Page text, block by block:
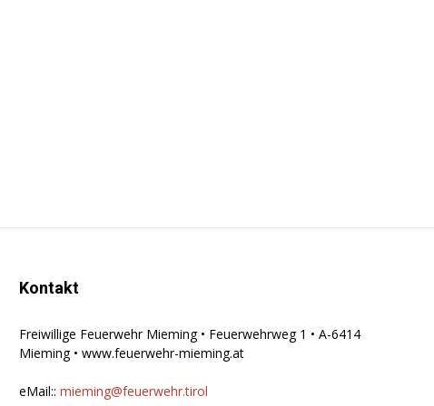
Kontakt
Freiwillige Feuerwehr Mieming • Feuerwehrweg 1 • A-6414
Mieming • www.feuerwehr-mieming.at
eMail:: mieming@feuerwehr.tirol